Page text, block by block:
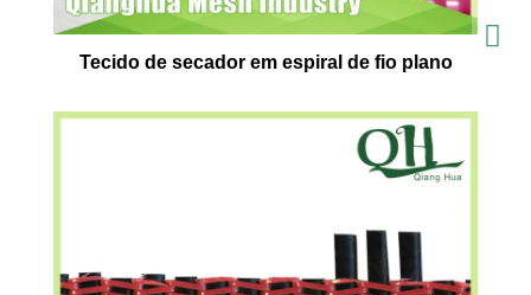
Tecido de secador em espiral de fio plano